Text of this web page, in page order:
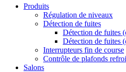
Produits
Régulation de niveaux
Détection de fuites
Détection de fuites
Détection de fuites
Interrupteurs fin de course
Contrôle de plafonds
Salons